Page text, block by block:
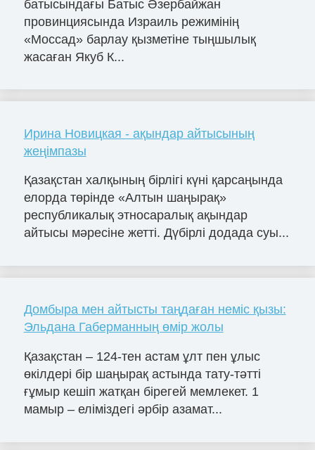
батысындағы Батыс Әзербайжан
провинциясында Израиль режимінің
«Моссад» барлау қызметіне тыңшылық
жасаған Якуб К...
Ирина Новицкая - ақындар айтысының
жеңімпазы
Қазақстан халқының бірлігі күні қарсаңында
елорда төрінде «Алтын шаңырақ»
республикалық этносаралық ақындар
айтысы мәресіне жетті. Дүбірлі додада суы...
Домбыра мен айтысты таңдаған неміс қызы:
Эльдана Габерманның өмір жолы
Қазақстан – 124-тен астам ұлт пен ұлыс
өкілдері бір шаңырақ астында тату-тәтті
ғұмыр кешіп жатқан бірегей мемлекет. 1
мамыр – еліміздегі әрбір азамат...